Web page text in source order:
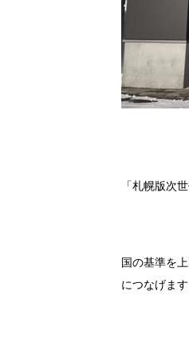
「札幌版次
国の基準を
につなげま